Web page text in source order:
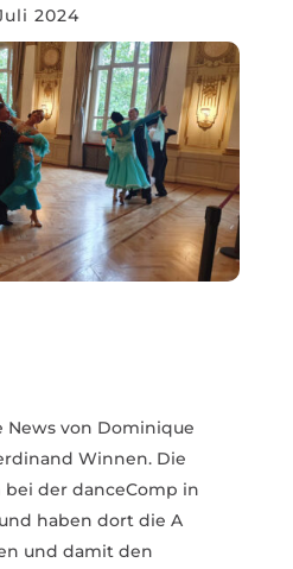
2024
News von Domi­nique
Winnen. Die
der danceComp in
haben dort die A
und damit den